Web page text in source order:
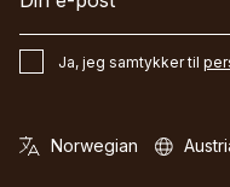
Ja, jeg samtykker til